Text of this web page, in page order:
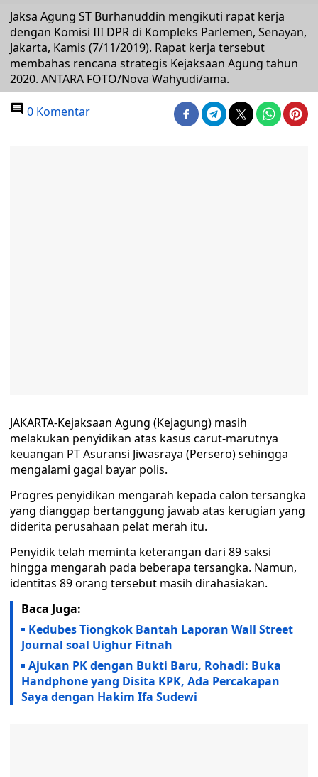
Jaksa Agung ST Burhanuddin mengikuti rapat kerja
dengan Komisi III DPR di Kompleks Parlemen, Senayan,
Jakarta, Kamis (7/11/2019). Rapat kerja tersebut
membahas rencana strategis Kejaksaan Agung tahun
2020. ANTARA FOTO/Nova Wahyudi/ama.
0 Komentar
JAKARTA-Kejaksaan Agung (Kejagung) masih
melakukan penyidikan atas kasus carut-marutnya
keuangan PT Asuransi Jiwasraya (Persero) sehingga
mengalami gagal bayar polis.
Progres penyidikan mengarah kepada calon tersangka
yang dianggap bertanggung jawab atas kerugian yang
diderita perusahaan pelat merah itu.
Penyidik telah meminta keterangan dari 89 saksi
hingga mengarah pada beberapa tersangka. Namun,
identitas 89 orang tersebut masih dirahasiakan.
Baca Juga:
Kedubes Tiongkok Bantah Laporan Wall Street
Journal soal Uighur Fitnah
Ajukan PK dengan Bukti Baru, Rohadi: Buka
Handphone yang Disita KPK, Ada Percakapan
Saya dengan Hakim Ifa Sudewi